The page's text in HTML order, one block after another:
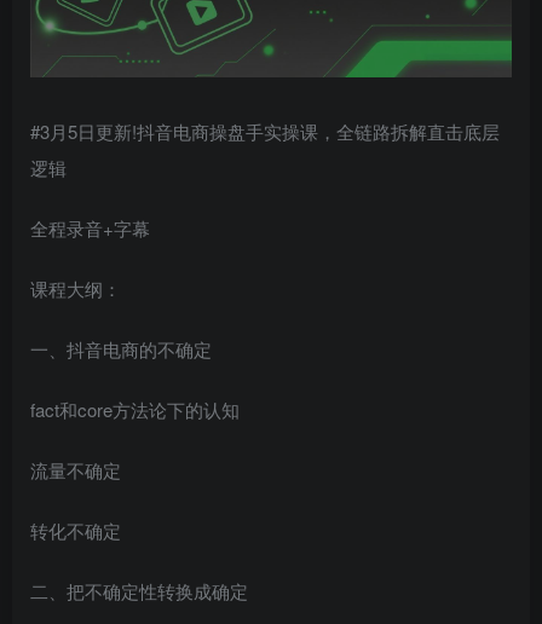
#3月5日更新!抖音电商操盘手实操课，全链路拆解直击底层
逻辑
全程录音+字幕
课程大纲：
一、抖音电商的不确定
fact和core方法论下的认知
流量不确定
转化不确定
二、把不确定性转换成确定